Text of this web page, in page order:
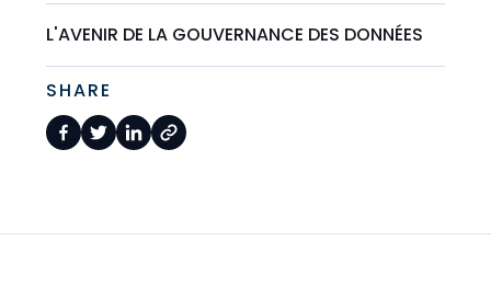
L'AVENIR DE LA GOUVERNANCE DES DONNÉES
SHARE